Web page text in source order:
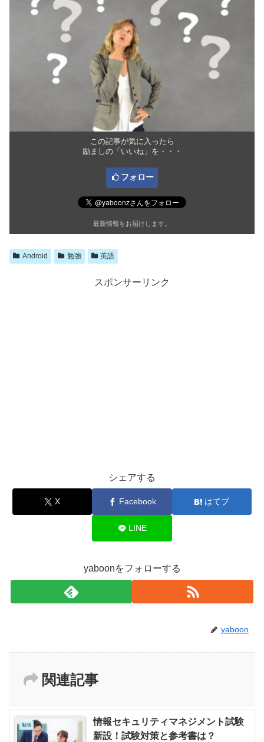
この記事が気に入ったら
励ましの「いいね」を・・・
フォロー
最新情報をお届けします。
Android 勉強 英語
スポンサーリンク
シェアする
X Facebook はてブ
LINE
yaboonをフォローする
yaboon
関連記事
勉強
情報セキュリティマネジメント試験
新設！試験対策と参考書は？